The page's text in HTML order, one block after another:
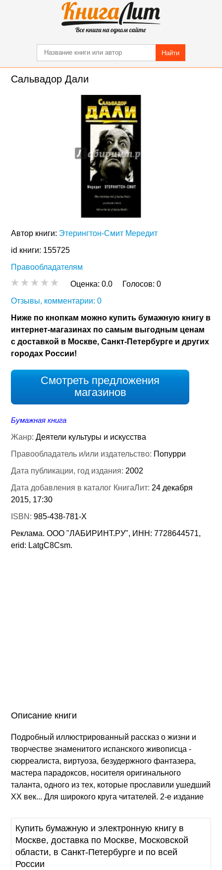
Найти
Сальвадор Дали
Автор книги: Этерингтон-Смит Мередит
id книги: 155725
Правообладателям
Оценка:0.0 Голосов:0
Отзывы, комментарии: 0
Ниже по кнопкам можно купить бумажную книгу в
интернет-магазинах по самым выгодным ценам
с доставкой в Москве, Санкт-Петербурге и других
городах России!
Смотреть предложения
магазинов
Бумажная книга
Жанр:Деятели культуры и искусства
Правообладатель и/или издательство: Попурри
Дата публикации, год издания: 2002
Дата добавления в каталог КнигаЛит: 24 декабря
2015, 17:30
ISBN:985-438-781-Х
Реклама. ООО "ЛАБИРИНТ.РУ", ИНН: 7728644571,
erid: LatgC8Csm.
Описание книги
Подробный иллюстрированный рассказ о жизни и
творчестве знаменитого испанского живописца -
сюрреалиста, виртуоза, безудержного фантазера,
мастера парадоксов, носителя оригинального
таланта, одного из тех, которые прославили ушедший
ХХ век... Для широкого круга читателей. 2-е издание
Купить бумажную и электронную книгу в
Москве, доставка по Москве, Московской
области, в Санкт-Петербурге и по всей
России